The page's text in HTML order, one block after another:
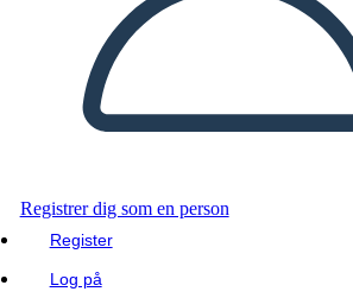
Registrer dig som en person
Register
Log på